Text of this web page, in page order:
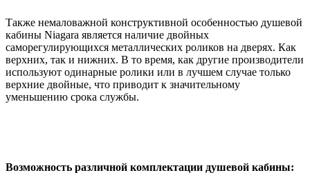
Также немаловажной конструктивной особенностью душевой
кабины Niagara является наличие двойных
саморегулирующихся металлических роликов на дверях. Как
верхних, так и нижних. В то время, как другие производители
используют одинарные ролики или в лучшем случае только
верхние двойные, что приводит к значительному
уменьшению срока службы.
Возможность различной комплектации душевой кабины: